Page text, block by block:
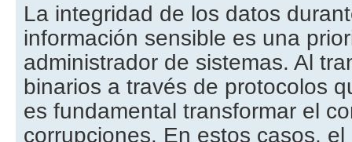
La integridad de los datos
información sensible es una
administrador de sistemas. Al
binarios a través de protocolos
es fundamental transformar el
corrupciones. En estos casos,